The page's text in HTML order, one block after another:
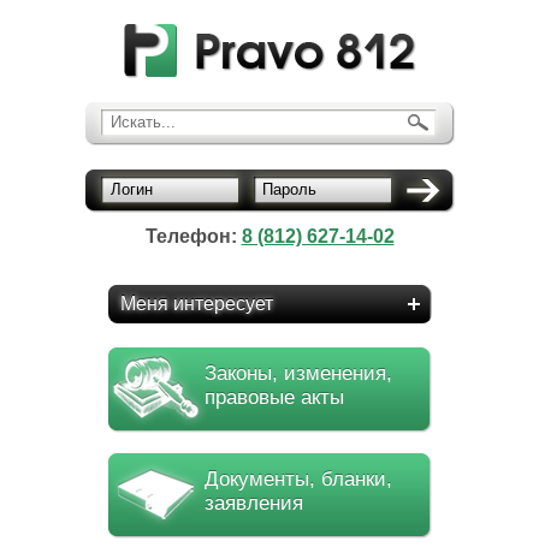
Искать...
Логин Пароль
Телефон: 8 (812) 627-14-02
Меня интересует
Законы, изменения,
правовые акты
Документы, бланки,
заявления